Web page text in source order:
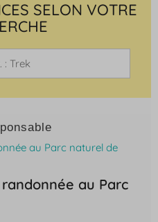
SELON VOTRE
au Parc